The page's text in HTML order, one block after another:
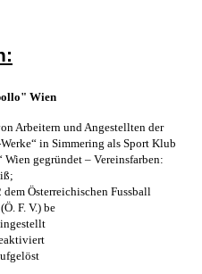
Wien
Arbeitern und Angestellten der
Werke“ in Simmering als Sport Klub
Wien gegründet – Vereinsfarben:
dem Österreichischen Fussball
F. V.) be